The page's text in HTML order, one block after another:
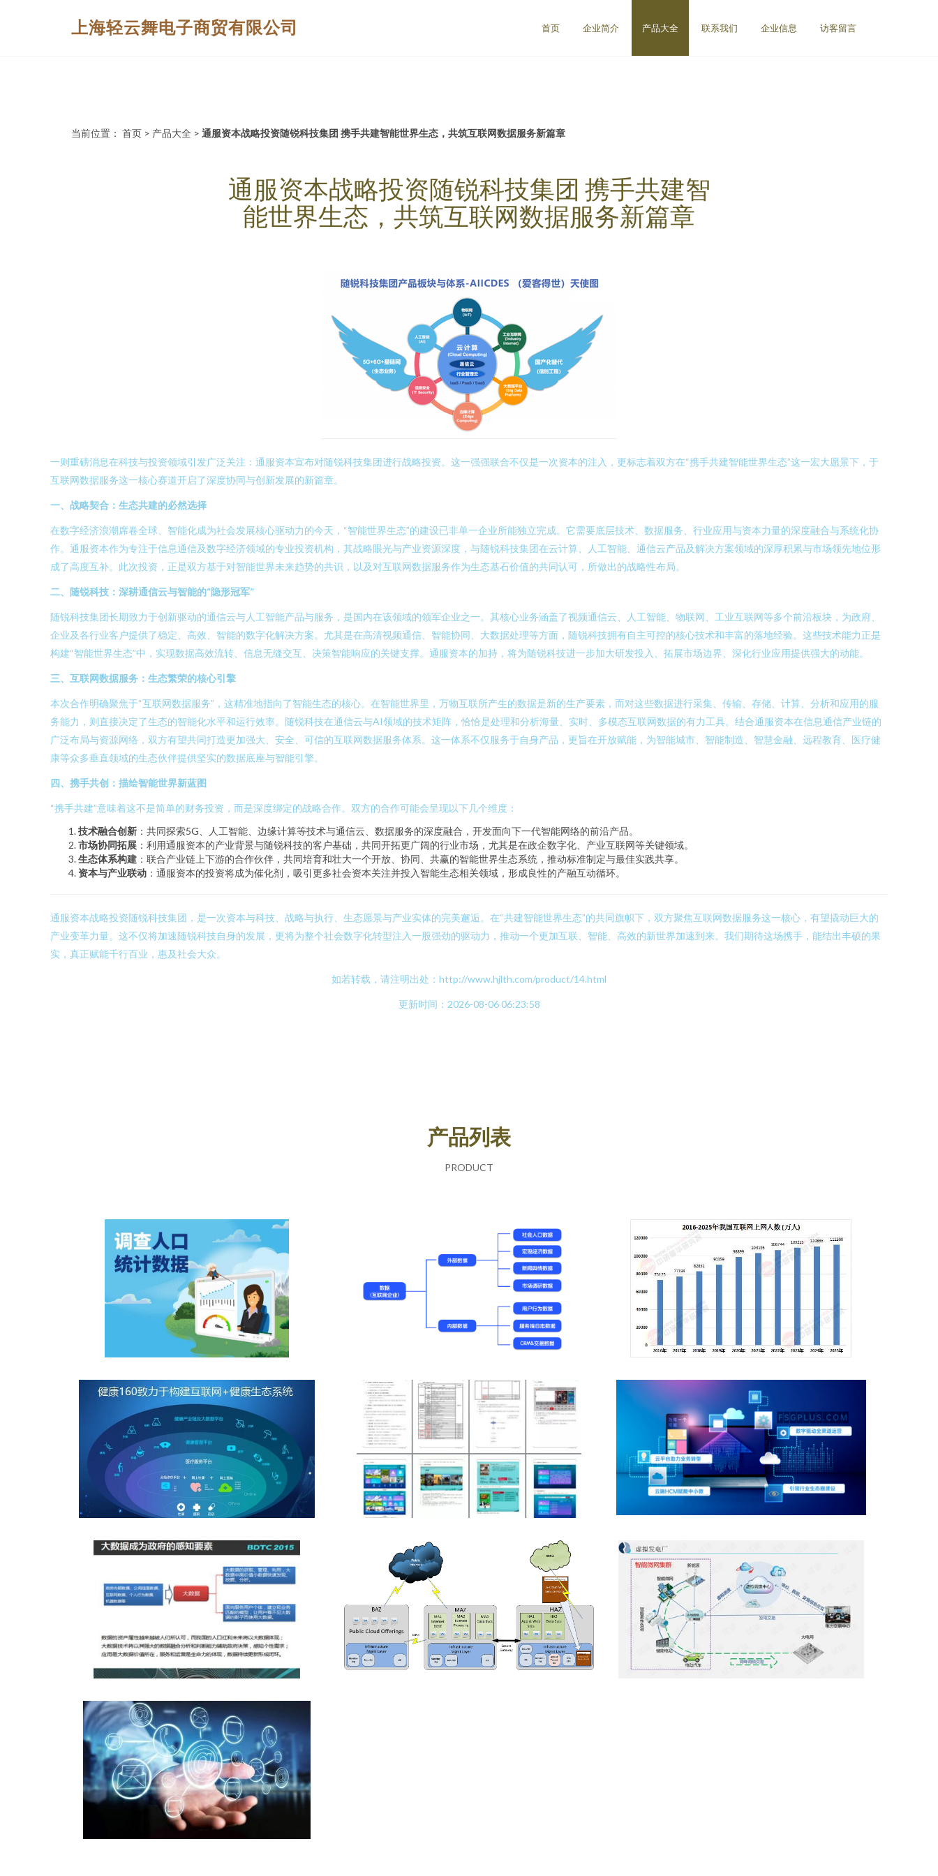
上海轻云舞电子商贸有限公司 首页 企业简介 产品大全 联系我们 企业信息 访客留言
当前位置： 首页 > 产品大全 > 通服资本战略投资随锐科技集团 携手共建智能世界生态，共筑互联网数据服务新篇章
通服资本战略投资随锐科技集团 携手共建智
能世界生态，共筑互联网数据服务新篇章
一则重磅消息在科技与投资领域引发广泛关注：通服资本宣布对随锐科技集团进行战略投资。这一强强联合不仅是一次资本的注入，更标志着双方在“携手共建智能世界生态”这一宏大愿景下，于
互联网数据服务这一核心赛道开启了深度协同与创新发展的新篇章。
一、战略契合：生态共建的必然选择
在数字经济浪潮席卷全球、智能化成为社会发展核心驱动力的今天，“智能世界生态”的建设已非单一企业所能独立完成。它需要底层技术、数据服务、行业应用与资本力量的深度融合与系统化协
作。通服资本作为专注于信息通信及数字经济领域的专业投资机构，其战略眼光与产业资源深度，与随锐科技集团在云计算、人工智能、通信云产品及解决方案领域的深厚积累与市场领先地位形
成了高度互补。此次投资，正是双方基于对智能世界未来趋势的共识，以及对互联网数据服务作为生态基石价值的共同认可，所做出的战略性布局。
二、随锐科技：深耕通信云与智能的“隐形冠军”
随锐科技集团长期致力于创新驱动的通信云与人工智能产品与服务，是国内在该领域的领军企业之一。其核心业务涵盖了视频通信云、人工智能、物联网、工业互联网等多个前沿板块，为政府、
企业及各行业客户提供了稳定、高效、智能的数字化解决方案。尤其是在高清视频通信、智能协同、大数据处理等方面，随锐科技拥有自主可控的核心技术和丰富的落地经验。这些技术能力正是
构建“智能世界生态”中，实现数据高效流转、信息无缝交互、决策智能响应的关键支撑。通服资本的加持，将为随锐科技进一步加大研发投入、拓展市场边界、深化行业应用提供强大的动能。
三、互联网数据服务：生态繁荣的核心引擎
本次合作明确聚焦于“互联网数据服务”，这精准地指向了智能生态的核心。在智能世界里，万物互联所产生的数据是新的生产要素，而对这些数据进行采集、传输、存储、计算、分析和应用的服
务能力，则直接决定了生态的智能化水平和运行效率。随锐科技在通信云与AI领域的技术矩阵，恰恰是处理和分析海量、实时、多模态互联网数据的有力工具。结合通服资本在信息通信产业链的
广泛布局与资源网络，双方有望共同打造更加强大、安全、可信的互联网数据服务体系。这一体系不仅服务于自身产品，更旨在开放赋能，为智能城市、智能制造、智慧金融、远程教育、医疗健
康等众多垂直领域的生态伙伴提供坚实的数据底座与智能引擎。
四、携手共创：描绘智能世界新蓝图
“携手共建”意味着这不是简单的财务投资，而是深度绑定的战略合作。双方的合作可能会呈现以下几个维度：
技术融合创新 ：共同探索5G、人工智能、边缘计算等技术与通信云、数据服务的深度融合，开发面向下一代智能网络的前沿产品。
市场协同拓展 ：利用通服资本的产业背景与随锐科技的客户基础，共同开拓更广阔的行业市场，尤其是在政企数字化、产业互联网等关键领域。
生态体系构建 ：联合产业链上下游的合作伙伴，共同培育和壮大一个开放、协同、共赢的智能世界生态系统，推动标准制定与最佳实践共享。
资本与产业联动 ：通服资本的投资将成为催化剂，吸引更多社会资本关注并投入智能生态相关领域，形成良性的产融互动循环。
通服资本战略投资随锐科技集团，是一次资本与科技、战略与执行、生态愿景与产业实体的完美邂逅。在“共建智能世界生态”的共同旗帜下，双方聚焦互联网数据服务这一核心，有望撬动巨大的
产业变革力量。这不仅将加速随锐科技自身的发展，更将为整个社会数字化转型注入一股强劲的驱动力，推动一个更加互联、智能、高效的新世界加速到来。我们期待这场携手，能结出丰硕的果
实，真正赋能千行百业，惠及社会大众。
如若转载，请注明出处：http://www.hjlth.com/product/14.html
更新时间：2026-08-06 06:23:58
产品列表
PRODUCT